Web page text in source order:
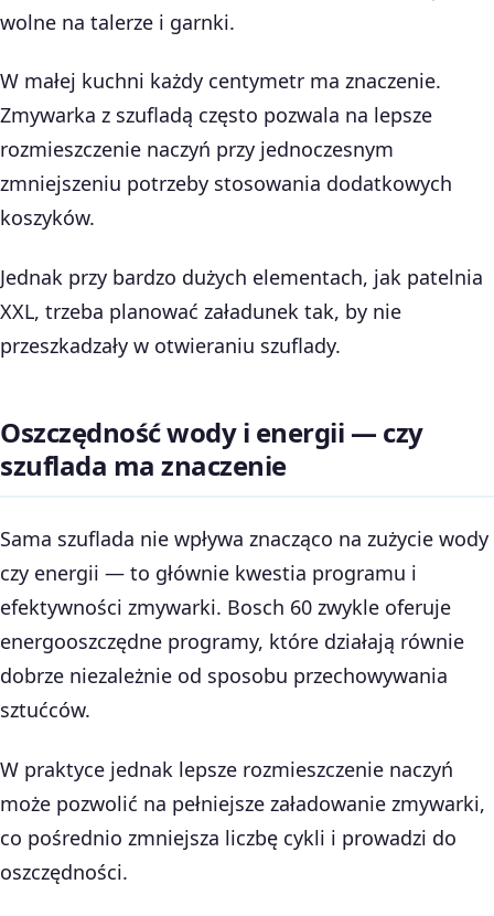
wolne na talerze i garnki.
W małej kuchni każdy centymetr ma znaczenie.
Zmywarka z szufladą często pozwala na lepsze
rozmieszczenie naczyń przy jednoczesnym
zmniejszeniu potrzeby stosowania dodatkowych
koszyków.
Jednak przy bardzo dużych elementach, jak patelnia
XXL, trzeba planować załadunek tak, by nie
przeszkadzały w otwieraniu szuflady.
Oszczędność wody i energii — czy
szuflada ma znaczenie
Sama szuflada nie wpływa znacząco na zużycie wody
czy energii — to głównie kwestia programu i
efektywności zmywarki. Bosch 60 zwykle oferuje
energooszczędne programy, które działają równie
dobrze niezależnie od sposobu przechowywania
sztućców.
W praktyce jednak lepsze rozmieszczenie naczyń
może pozwolić na pełniejsze załadowanie zmywarki,
co pośrednio zmniejsza liczbę cykli i prowadzi do
oszczędności.